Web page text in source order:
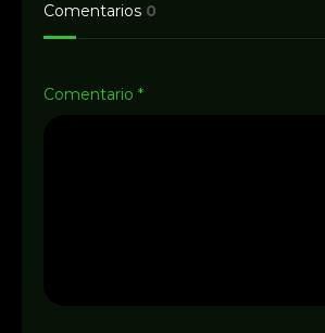
Comentarios 0
Comentario *